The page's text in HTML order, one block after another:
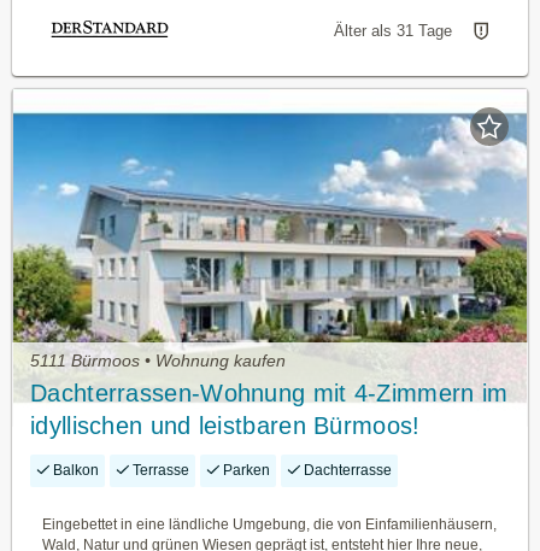
Älter als 31 Tage
5111 Bürmoos • Wohnung kaufen
Dachterrassen-Wohnung mit 4-Zimmern im
idyllischen und leistbaren Bürmoos!
Balkon Terrasse Parken Dachterrasse
Eingebettet in eine ländliche Umgebung, die von Einfamilienhäusern,
Wald, Natur und grünen Wiesen geprägt ist, entsteht hier Ihre neue,